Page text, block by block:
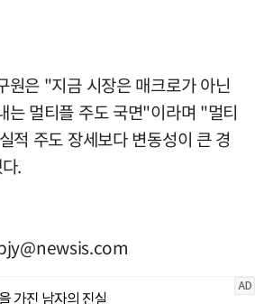
원은 "지금 시장은 매크로가 아닌
는 멀티플 주도 국면"이라며 "멀티
적 주도 장세보다 변동성이 큰 경
.